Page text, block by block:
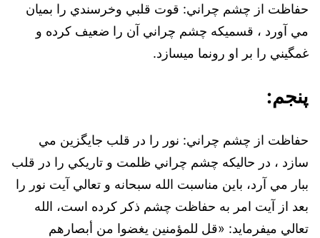
حفاظت از چشم چراني: قوت قلبي وخرسندي را بميان
مي آورد ، قسميکه چشم چراني آن را ضعيف کرده و
غمگيني را بر او رونما ميسازد.
پنجم:
حفاظت از چشم چراني: نور را در قلب جايگزين مي
سازد ، در حاليکه چشم چراني ظلمت و تاريکي را در قلب
ببار مي آرد، باين مناسبت الله سبحانه و تعالي آيت نور را
بعد از آيت امر به حفاظت چشم ذکر کرده است، الله
تعالي ميفرمايد: ‌«قل للمؤمنين يغضوا من أبصارهم